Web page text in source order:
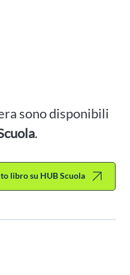
sono disponibili
.
libro su HUB Scuola